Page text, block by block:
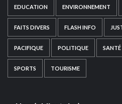
EDUCATION ENVIRONNEMENT
FAITS DIVERS FLASH INFO
PACIFIQUE POLITIQUE SANTÉ
SPORTS TOURISME